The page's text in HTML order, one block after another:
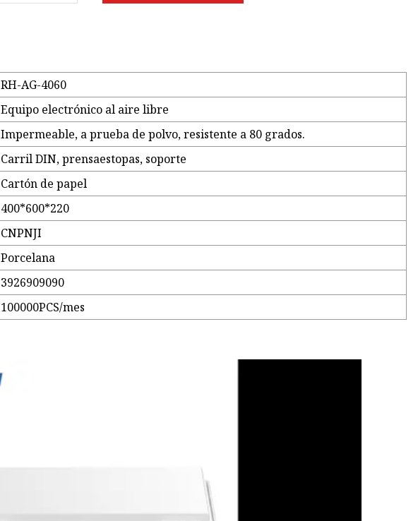
RH-AG-4060
Equipo electrónico al aire libre
Impermeable, a prueba de polvo, resistente a 80 grados.
Carril DIN, prensaestopas, soporte
Cartón de papel
400*600*220
CNPNJI
Porcelana
3926909090
100000PCS/mes